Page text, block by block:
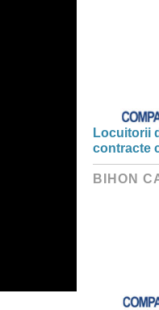
Locuitorii
contracte
BIHON